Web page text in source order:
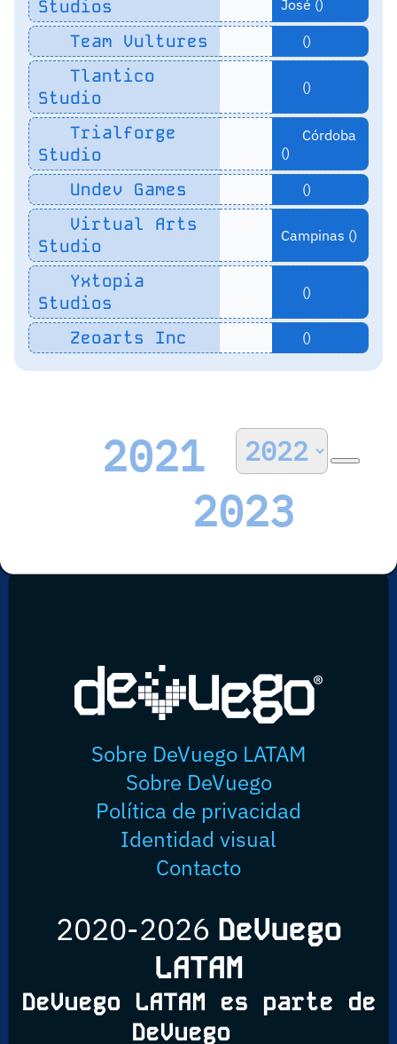
Studios
José ()
Team Vultures ()
Tlantico
Studio
()
Trialforge
Studio
Córdoba
()
Undev Games ()
Virtual Arts
Studio
Campinas ()
Yxtopia
Studios
()
Zeoarts Inc ()
2021
2023
Sobre DeVuego LATAM
Sobre DeVuego
Política de privacidad
Identidad visual
Contacto
2020-2026 DeVuego
LATAM
DeVuego LATAM es parte de
DeVuego